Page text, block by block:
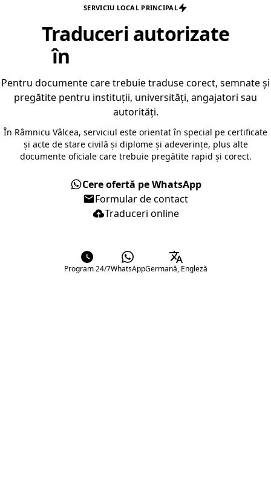
SERVICIU LOCAL PRINCIPAL
Traduceri autorizate
în
Pentru documente care trebuie traduse corect, semnate și
pregătite pentru instituții, universități, angajatori sau
autorități.
În Râmnicu Vâlcea, serviciul este orientat în special pe certificate
și acte de stare civilă și diplome și adeverințe, plus alte
documente oficiale care trebuie pregătite rapid și corect.
Cere ofertă pe WhatsApp
Formular de contact
Traduceri online
Program 24/7WhatsAppGermană, Engleză